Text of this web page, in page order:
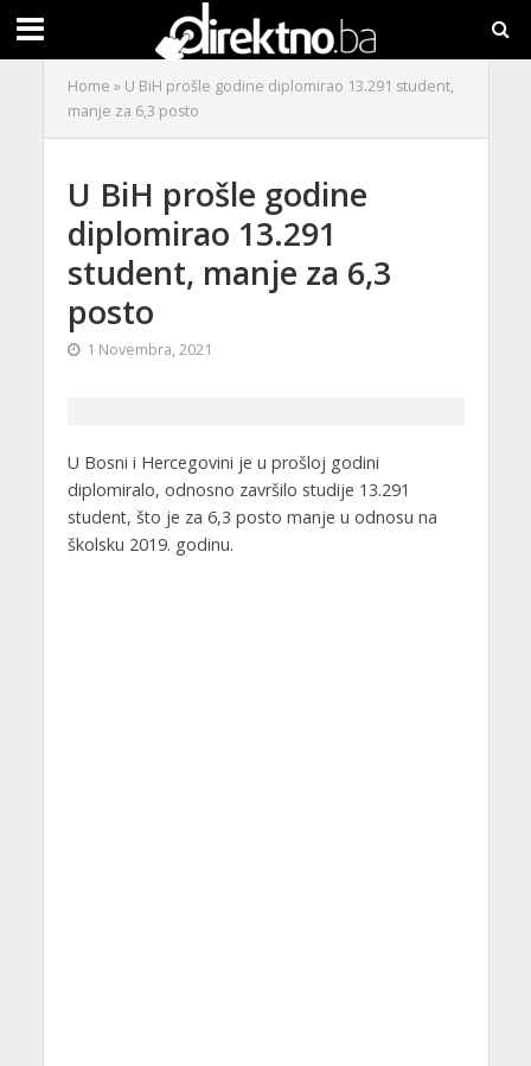
Home » U BiH prošle godine diplomirao 13.291 student,
manje za 6,3 posto
U BiH prošle godine
diplomirao 13.291
student, manje za 6,3
posto
1 Novembra, 2021
U Bosni i Hercegovini je u prošloj godini
diplomiralo, odnosno završilo studije 13.291
student, što je za 6,3 posto manje u odnosu na
školsku 2019. godinu.